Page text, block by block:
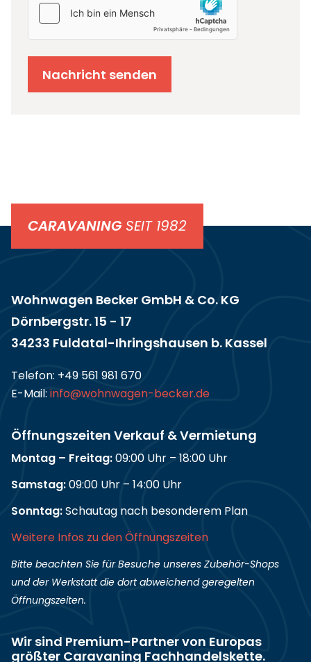
Nachricht senden
CARAVANING SEIT 1982
Wohnwagen Becker GmbH & Co. KG
Dörnbergstr. 15 - 17
34233 Fuldatal-Ihringshausen b. Kassel
Telefon: +49 561 981 670
E-Mail: info@wohnwagen-becker.de
Öffnungszeiten Verkauf & Vermietung
Montag – Freitag:09:00 Uhr – 18:00 Uhr
Samstag:09:00 Uhr – 14:00 Uhr
Sonntag:Schautag nach besonderem Plan
Weitere Infos zu den Öffnungszeiten
Bitte beachten Sie für Besuche unseres Zubehör-Shops
und der Werkstatt die dort abweichend geregelten
Öffnungszeiten.
Wir sind Premium-Partner von Europas
größter Caravaning Fachhandelskette.